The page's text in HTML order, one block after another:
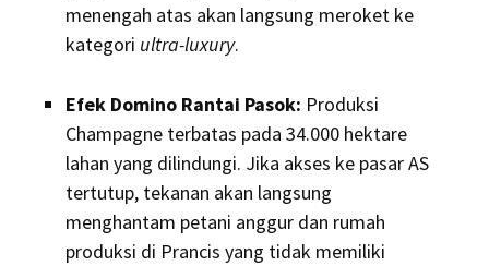
menengah atas akan langsung meroket ke
kategori ultra-luxury.
Efek Domino Rantai Pasok: Produksi
Champagne terbatas pada 34.000 hektare
lahan yang dilindungi. Jika akses ke pasar AS
tertutup, tekanan akan langsung
menghantam petani anggur dan rumah
produksi di Prancis yang tidak memiliki